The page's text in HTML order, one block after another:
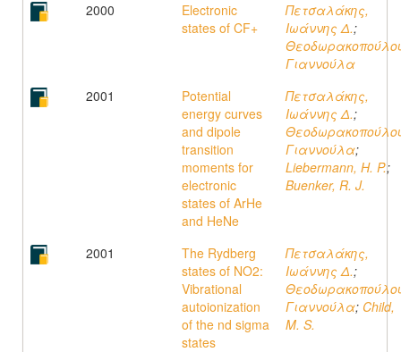
2000
Electronic
states of CF+
Πετσαλάκης,
Ιωάννης Δ.;
Γιαννούλα
2001
Potential
energy curves
and dipole
transition
moments for
electronic
states of ArHe
and HeNe
Πετσαλάκης,
Ιωάννης Δ.;
Γιαννούλα;
Liebermann, H. P.;
Buenker, R. J.
2001
The Rydberg
states of NO2:
Vibrational
autoionization
of the nd sigma
states
Πετσαλάκης,
Ιωάννης Δ.;
Γιαννούλα; Child,
M. S.